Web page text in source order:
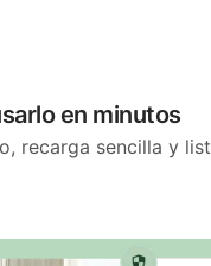
en minutos
recarga sencilla y